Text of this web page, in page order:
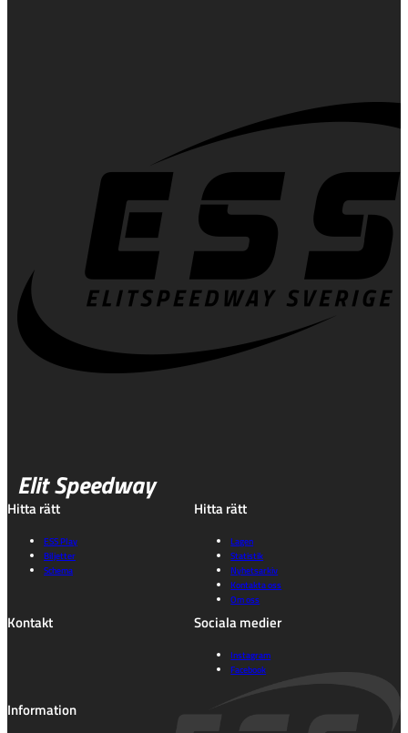
Elit Speedway
Hitta rätt
ESS Play
Biljetter
Schema
Hitta rätt
Lagen
Statistik
Nyhetsarkiv
Kontakta oss
Om oss
Kontakt Sociala medier
Instagram
Facebook
Information